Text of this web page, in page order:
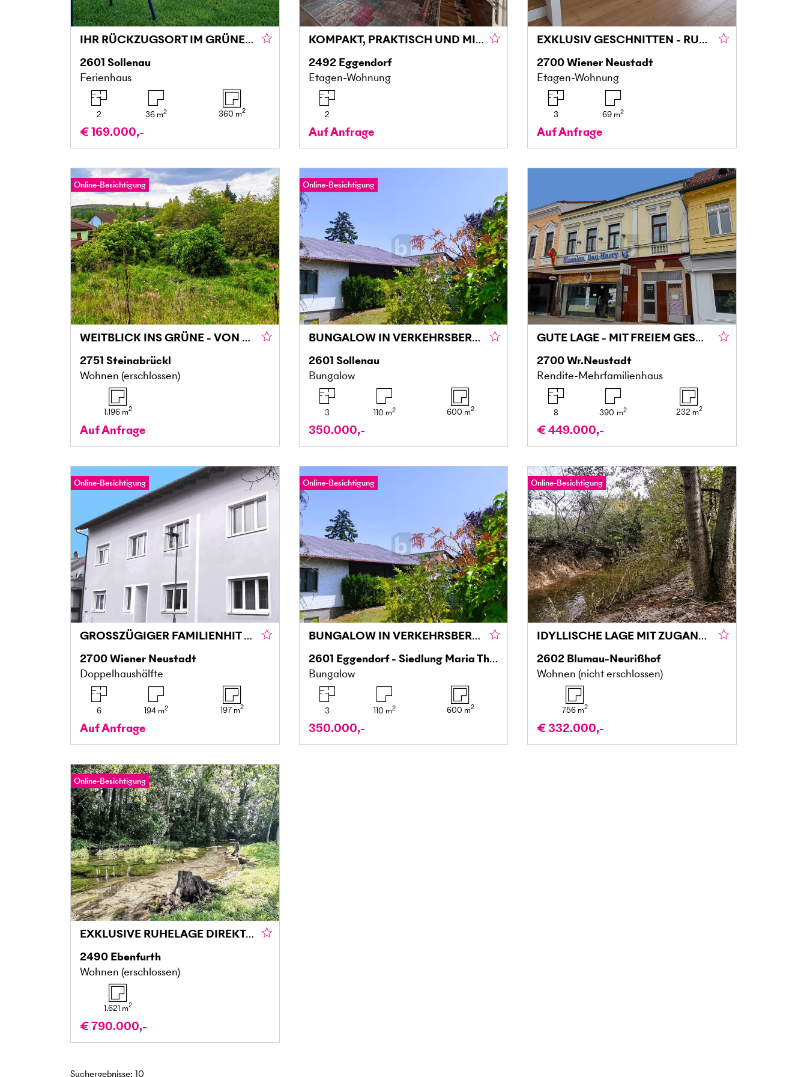
IHR RÜCKZUGSORT IM GRÜNEN: KLEINGARTENHAUS MIT POOL, GRILLPLATZ UND GARTENPARADIES
2601 Sollenau
Ferienhaus
2 36 m2 360 m2
€ 169.000,-
KOMPAKT, PRAKTISCH UND MIT EIGENEM PARKPLATZ
2492 Eggendorf
Etagen-Wohnung
2
Auf Anfrage
EXKLUSIV GESCHNITTEN - RUHELAGE MIT BALKON - HOCHWERTIGE AUSSTATTUNG
2700Wiener Neustadt
Etagen-Wohnung
3 69 m2
Auf Anfrage
Online-Besichtigung
WEITBLICK INS GRÜNE - VON VILLA BIS ZWEI DOPPELHÄUSER MÖGLICH
2751 Steinabrückl
Wohnen (erschlossen)
1.196 m2
Auf Anfrage
Online-Besichtigung
BUNGALOW IN VERKEHRSBERUHIGTER SIEDLUNG
2601 Sollenau
Bungalow
3 110 m2 600 m2
350.000,-
GUTE LAGE - MIT FREIEM GESCHÄFTSLOKAL UND MIETEINNAHMEN
2700Wr.Neustadt
Rendite-Mehrfamilienhaus
8 390 m2 232 m2
€ 449.000,-
Online-Besichtigung
GROSSZÜGIGER FAMILIENHIT - FÜNF SCHLAFZIMMER - BALKON UND KLEINER GARTEN
2700Wiener Neustadt
Doppelhaushälfte
6 194 m2 197 m2
Auf Anfrage
Online-Besichtigung
BUNGALOW IN VERKEHRSBERUHIGTER SIEDLUNG
2601 Eggendorf - Siedlung Maria Theresia
Bungalow
3 110 m2 600 m2
350.000,-
Online-Besichtigung
IDYLLISCHE LAGE MIT ZUGANG ZU BACHLAUF
2602 Blumau-Neurißhof
Wohnen (nicht erschlossen)
756 m2
€ 332.000,-
Online-Besichtigung
EXKLUSIVE RUHELAGE DIREKT AM WASSER
2490 Ebenfurth
Wohnen (erschlossen)
1.621 m2
€ 790.000,-
Suchergebnisse: 10